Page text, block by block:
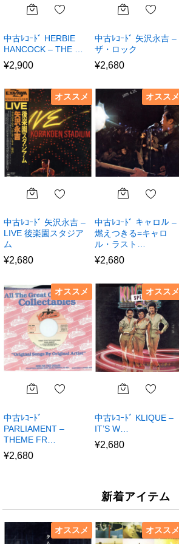
中古ﾚｺｰﾄﾞ HERBIE
HANCOCK – THE …
¥2,900
中古ﾚｺｰﾄﾞ 矢沢永吉 –
ザ・ロック
¥2,680
オススメ
中古ﾚｺｰﾄﾞ 矢沢永吉 –
LIVE 後楽園スタジア
ム
¥2,680
オススメ
中古ﾚｺｰﾄﾞ キャロル –
燃えつきる=キャロ
ル・ラスト…
¥2,680
オススメ
中古ﾚｺｰﾄﾞ
PARLIAMENT –
THEME FR…
¥2,680
オススメ
中古ﾚｺｰﾄﾞ KLIQUE –
IT’S W…
¥2,680
新着アイテム
オススメ オススメ